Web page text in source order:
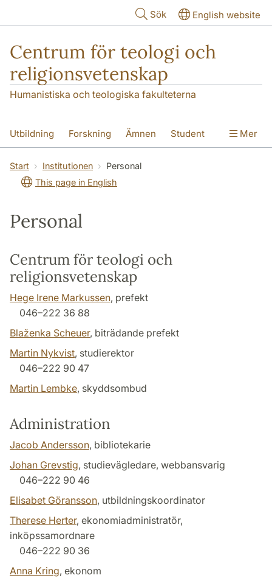
Sök English website
Centrum för teologi och
religionsvetenskap
Humanistiska och teologiska fakulteterna
Utbildning Forskning Ämnen Student
Institutionen
Mer
Start Institutionen
Personal
This page in English
Personal
Centrum för teologi och
religionsvetenskap
Hege Irene Markussen, prefekt
046–222 36 88
Blaženka Scheuer, biträdande prefekt
Martin Nykvist, studierektor
046–222 90 47
Martin Lembke, skyddsombud
Administration
Jacob Andersson, bibliotekarie
Johan Grevstig, studievägledare, webbansvarig
046–222 90 46
Elisabet Göransson, utbildningskoordinator
Therese Herter, ekonomiadministratör,
inköpssamordnare
046–222 90 36
Anna Kring, ekonom